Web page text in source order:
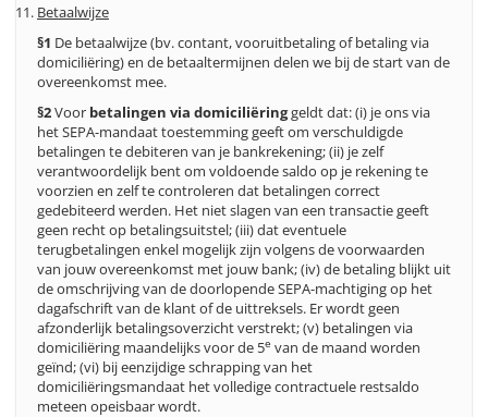
Betaalwijze
§1 De betaalwijze (bv. contant, vooruitbetaling of betaling via
domiciliëring) en de betaaltermijnen delen we bij de start van de
overeenkomst mee.
§2Voor betalingen via domiciliëringgeldt dat: (i) je ons via
het SEPA-mandaat toestemming geeft om verschuldigde
betalingen te debiteren van je bankrekening; (ii) je zelf
verantwoordelijk bent om voldoende saldo op je rekening te
voorzien en zelf te controleren dat betalingen correct
gedebiteerd werden. Het niet slagen van een transactie geeft
geen recht op betalingsuitstel; (iii) dat eventuele
terugbetalingen enkel mogelijk zijn volgens de voorwaarden
van jouw overeenkomst met jouw bank; (iv) de betaling blijkt uit
de omschrijving van de doorlopende SEPA-machtiging op het
dagafschrift van de klant of de uittreksels. Er wordt geen
afzonderlijk betalingsoverzicht verstrekt; (v) betalingen via
domiciliëring maandelijks voor de 5e van de maand worden
geïnd; (vi) bij eenzijdige schrapping van het
domiciliëringsmandaat het volledige contractuele restsaldo
meteen opeisbaar wordt.